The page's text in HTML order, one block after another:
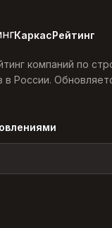
КаркасРейтинг
компаний по
в России.